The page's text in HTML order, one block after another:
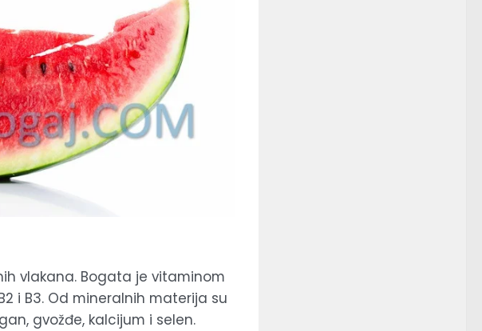
vlakana. Bogata je vitaminom
i B3. Od mineralnih materija su
gvožđe, kalcijum i selen.